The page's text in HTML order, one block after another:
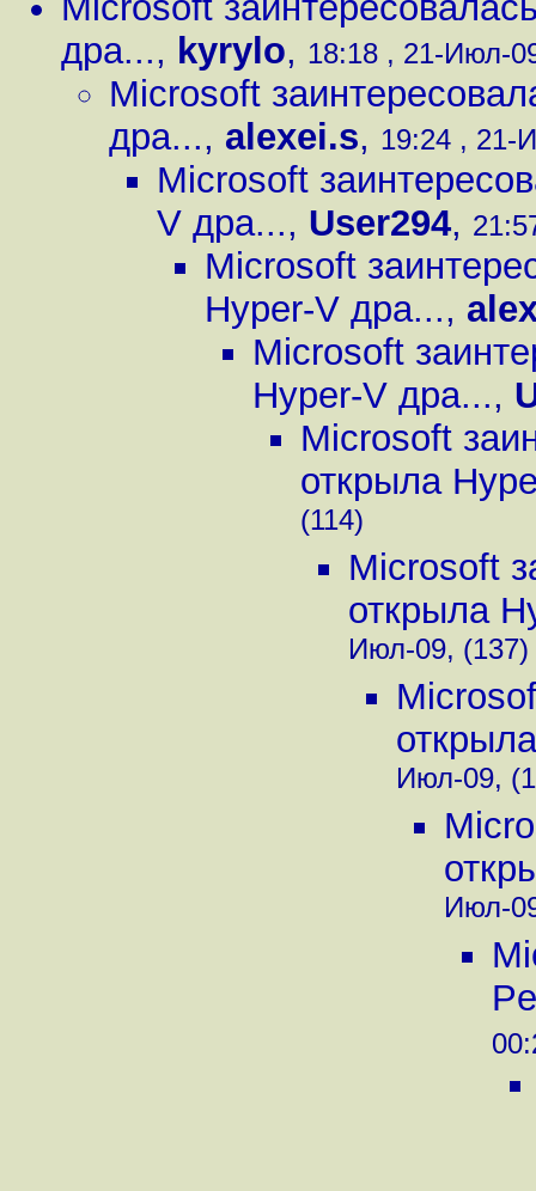
дра..., kyrylo, 18:18 , 21-Июл-
Microsoft
дра..., alexei.s, 19:24 , 21-
Microsoft
V дра..., User294,
Microsoft
Hyper-V дра...,
Microsoft
Hyper-V дра...,
Microsoft
открыла
(114)
Microsoft
открыла
Июл-09, (137)
Июл-09,
Июл-